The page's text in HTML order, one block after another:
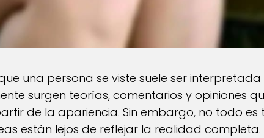
una persona se viste suele ser
surgen teorías, comentarios y opiniones
de la apariencia. Sin embargo, no todo es
están lejos de reflejar la realidad completa.